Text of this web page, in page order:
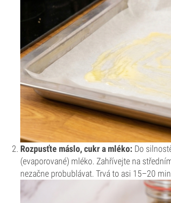
Rozpusťte máslo, cukr a mléko: Do
(evaporované) mléko. Zahřívejte na
nezačne probublávat. Trvá to asi 15–20